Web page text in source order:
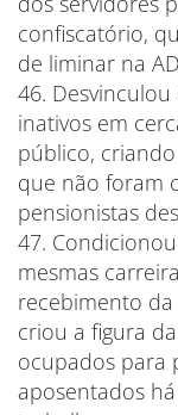
confiscatório,
de liminar na
46.
inativos em
público,
que não foram
pensionistas
47.
mesmas
recebimento
criou a figura
ocupados para
aposentados